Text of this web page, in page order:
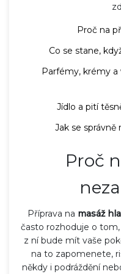
Proč na
Co se stane,
Parfémy, krémy a
Jídlo a pití
Jak se
Proč
Příprava na masáž
často rozhoduje o
z ní bude mít vaše
na to zapomenete,
někdy i podráždění